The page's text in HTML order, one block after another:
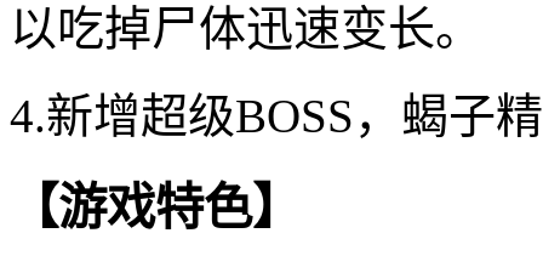
以吃掉尸体迅速变长。
4.新增超级BOSS，蝎子
【游戏特色】